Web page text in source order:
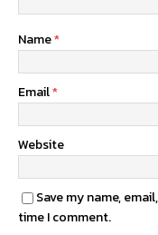
Name*
Email*
Website
Save my name,
time I comment.